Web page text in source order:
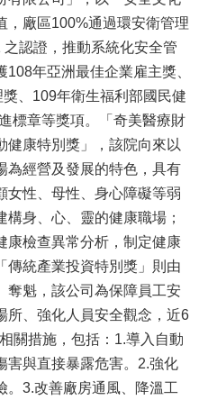
，廠區100%通過環安衛管理
認證，推動系統化安全管
年亞洲最佳企業雇主獎、
、109年衛生福利部國民健
標章等獎項。「奇美醫療財
健康特別獎」，該院向來以
為經營及發展的特色，具有
女性、母性、身心障礙等弱
身、心、靈的健康職場；
康檢查異常分析，制定健康
傳統產業投資特別獎」則由
奪魁，該公司為保障員工安
所、強化人員安全觀念，近6
關措施，包括：1.導入自動
害與直接暴露危害。2.強化
。3.改善廠房通風、降溫工